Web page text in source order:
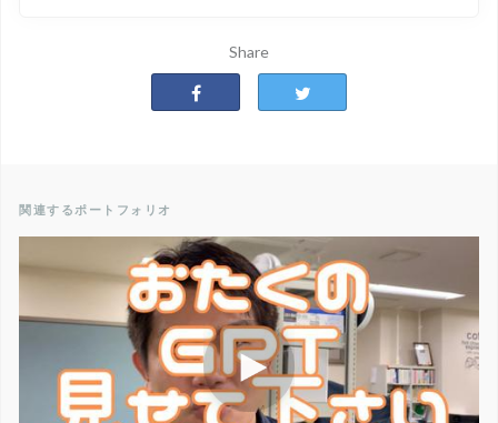
Share
関連するポートフォリオ